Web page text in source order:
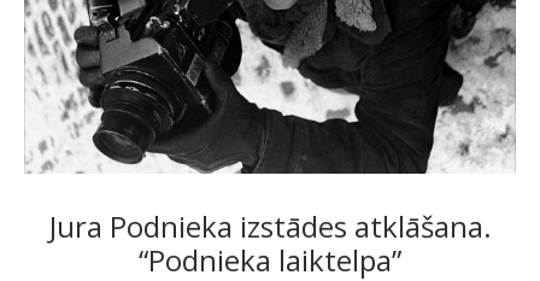
Jura Podnieka izstādes atklāšana.
“Podnieka laiktelpa”